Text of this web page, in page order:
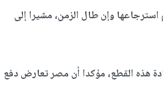
وإن طال الزمن، مشيرا إلى
هذه القطع، مؤكدا أن مصر تعارض دفع